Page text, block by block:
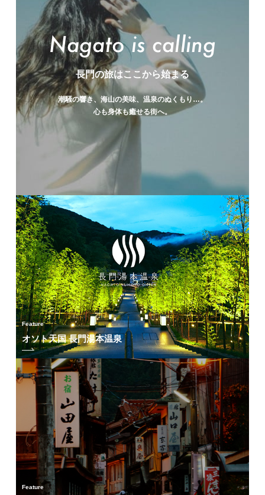
Sightseeing Spots
能満寺
Events
村田清風記念館長門の旅はここから始まる
潮騒の響き、海山の美味、温泉のぬくもり…。
心も身体も癒せる街へ。
Feature
オソト天国 長門湯本温泉
Feature